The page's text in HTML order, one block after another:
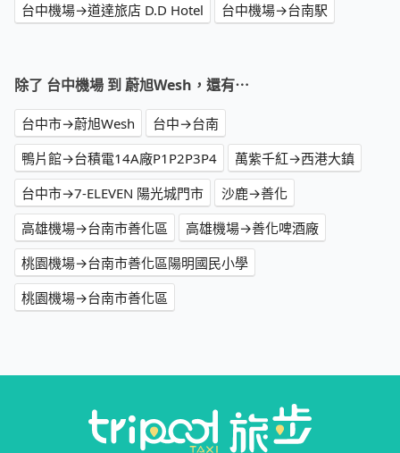
台中機場→道達旅店 D.D Hotel
台中機場→台南駅
除了 台中機場 到 蔚旭Wesh，還有⋯
台中市→蔚旭Wesh
台中→台南
鴨片館→台積電14A廠P1P2P3P4
萬紫千紅→西港大鎮
台中市→7-ELEVEN 陽光城門市
沙鹿→善化
高雄機場→台南市善化區
高雄機場→善化啤酒廠
桃園機場→台南市善化區陽明國民小學
桃園機場→台南市善化區